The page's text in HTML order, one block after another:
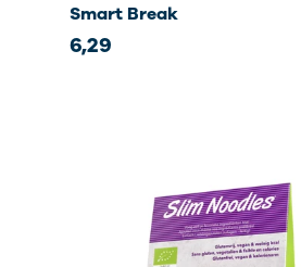
Smart Break
6,29